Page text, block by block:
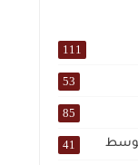
111
53
85
41